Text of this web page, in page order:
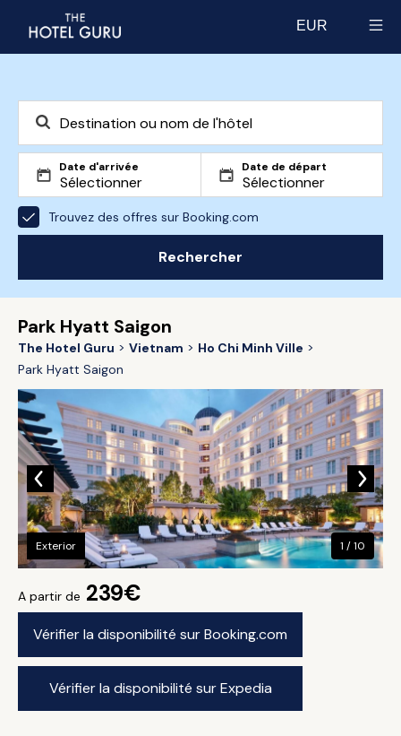
EUR
Date d'arrivée Date de départ
Trouvez des offres sur Booking.com
Rechercher
Park Hyatt Saigon
The Hotel Guru Vietnam
Ho Chi Minh Ville
Park Hyatt Saigon
A partir de 239€
Vérifier la disponibilité sur Booking.com
Vérifier la disponibilité sur Expedia
Exterior 1 / 10